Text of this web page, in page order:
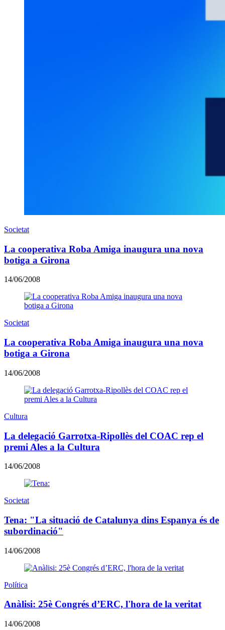
Societat
La cooperativa Roba Amiga inaugura una nova
botiga a Girona
14/06/2008
Societat
La cooperativa Roba Amiga inaugura una nova
botiga a Girona
14/06/2008
Cultura
La delegació Garrotxa-Ripollès del COAC rep el
premi Ales a la Cultura
14/06/2008
Societat
Tena: "La situació de Catalunya dins Espanya és de
subordinació"
14/06/2008
Política
Anàlisi: 25è Congrés d’ERC, l'hora de la veritat
14/06/2008